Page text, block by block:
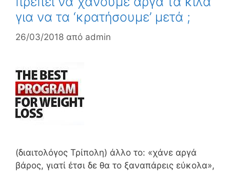
για να τα ‘κρατήσουμε’ μετά ;
26/03/2018 από admin
(διαιτολόγος Τρίπολη) άλλο το: «χάνε αργά
βάρος, γιατί έτσι δε θα το ξαναπάρεις εύκολα»,